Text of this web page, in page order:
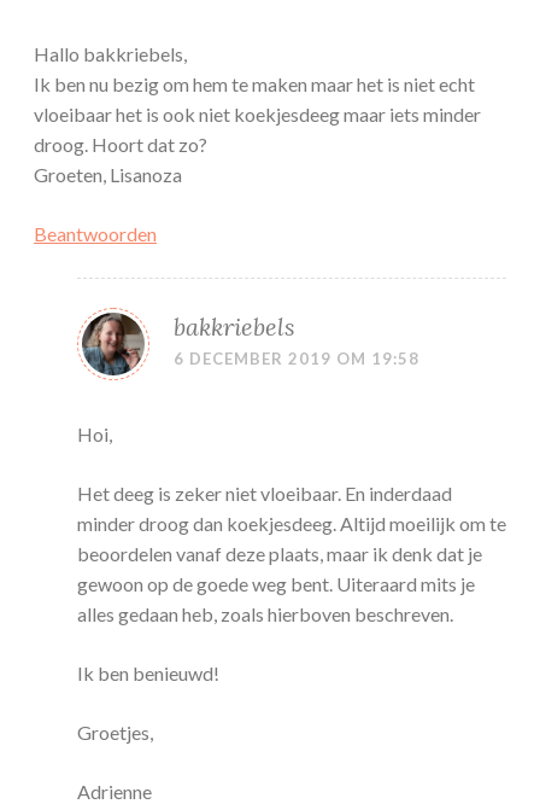
Hallo bakkriebels,
Ik ben nu bezig om hem te maken maar het is niet echt
vloeibaar het is ook niet koekjesdeeg maar iets minder
droog. Hoort dat zo?
Groeten, Lisanoza
Beantwoorden
bakkriebels
6 DECEMBER 2019 OM 19:58
Hoi,
Het deeg is zeker niet vloeibaar. En inderdaad
minder droog dan koekjesdeeg. Altijd moeilijk om te
beoordelen vanaf deze plaats, maar ik denk dat je
gewoon op de goede weg bent. Uiteraard mits je
alles gedaan heb, zoals hierboven beschreven.
Ik ben benieuwd!
Groetjes,
Adrienne